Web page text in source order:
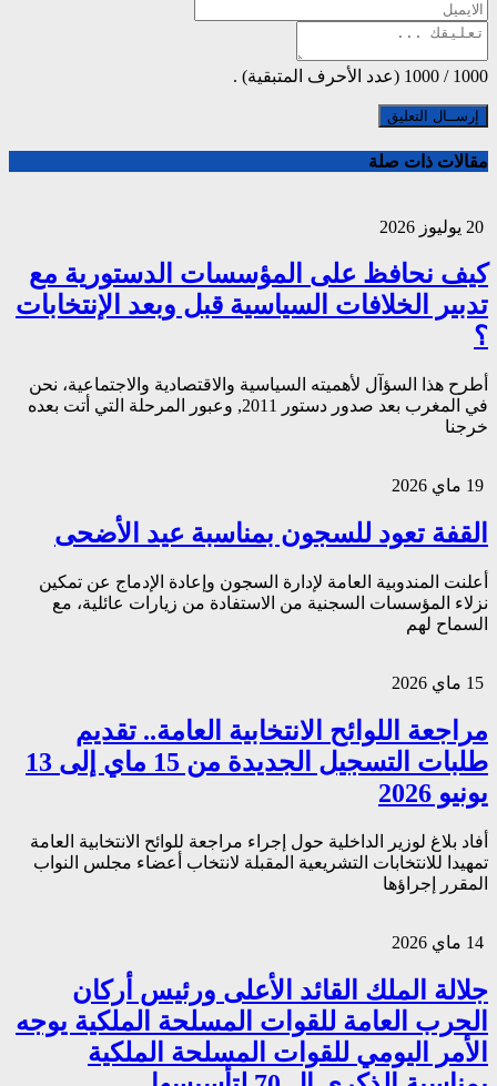
1000
/
1000 (عدد الأحرف المتبقية) .
مقالات ذات صلة
كيف نحافظ على المؤسسات الدستورية مع
تدبير الخلافات السياسية قبل وبعد الإنتخابات
؟
أطرح هذا السؤآل لأهميته السياسية والاقتصادية والاجتماعية، نحن
في المغرب بعد صدور دستور 2011, وعبور المرحلة التي أتت بعده
خرجنا
القفة تعود للسجون بمناسبة عيد الأضحى
أعلنت المندوبية العامة لإدارة السجون وإعادة الإدماج عن تمكين
نزلاء المؤسسات السجنية من الاستفادة من زيارات عائلية، مع
السماح لهم
مراجعة اللوائح الانتخابية العامة.. تقديم
طلبات التسجيل الجديدة من 15 ماي إلى 13
يونيو 2026
أفاد بلاغ لوزير الداخلية حول إجراء مراجعة للوائح الانتخابية العامة
تمهيدا للانتخابات التشريعية المقبلة لانتخاب أعضاء مجلس النواب
المقرر إجراؤها
جلالة الملك القائد الأعلى ورئيس أركان
الحرب العامة للقوات المسلحة الملكية يوجه
الأمر اليومي للقوات المسلحة الملكية